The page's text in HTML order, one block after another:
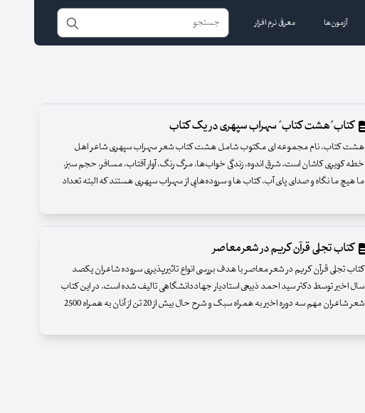
آزمون‌ها معرفی نرم افزار
کتاب"هشت کتاب" سهراب سپهری در یک کتاب
هشت کتاب، نام مجموعه ای مکتوب شامل هشت کتاب شعر سهراب سپهری شاعر اهل
خطه کویری کاشان است. شرق اندوه، زندگی خواب‌ها، مرگ رنگ، آوار آفتاب، مسافر، حجم سبز،
ما هیچ ما نگاه و صدای پای آب، کتاب ها و سروده‌هایی از سهراب سپهری هستند که البته تعداد
کتاب تجلی قرآن کریم در شعر معاصر
کتاب تجلی قرآن کریم در شعر معاصر با هدف بررسی انواع تاثیرپذیری سروده شاعران یکصد
سال اخیر توسط دکتر سید احمد ذبیحی استادیار جهاددانشگاهی تالیف شده است. در این کتاب
شعر شاعران مهم سه دوره اخیر به همراه سبک و شرح حال بیش از 20 تن از آنان به همراه 2500